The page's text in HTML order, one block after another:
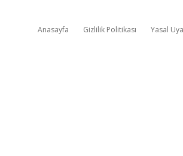
Anasayfa Gizlilik Politikası Yasal